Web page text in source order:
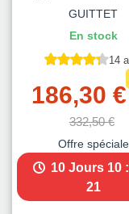
GUITTET
En stock
14
186,30 €
332,50 €
Offre spéciale
10 Jours 10
20